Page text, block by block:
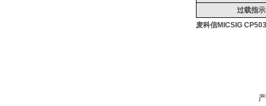
过载指示
麦科信MICSIG